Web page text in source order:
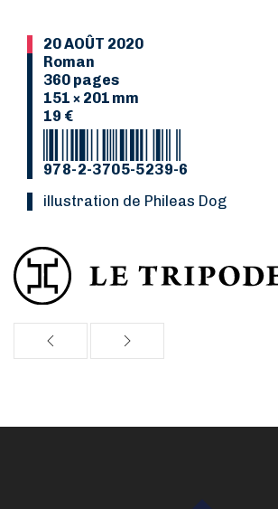
20 AOÛT 2020
Roman
360 pages
151 × 201 mm
19 €
978-2-3705-5239-6
Illustration de Phileas Dog